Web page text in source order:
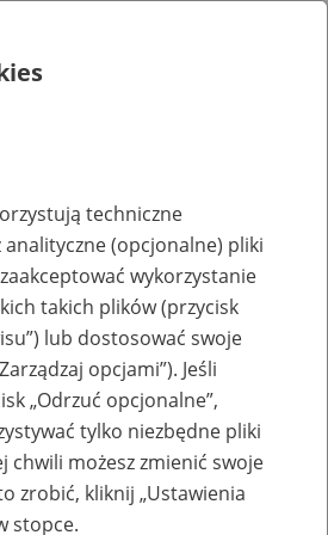
lub
zakładów pracy
techniczne
(opcjonalne) pliki
wykorzystanie
takich plików (przycisk
lub dostosować swoje
opcjami”). Jeśli
„Odrzuć opcjonalne”,
tylko niezbędne pliki
chwili możesz zmienić swoje
zrobić, kliknij „Ustawienia
stopce.